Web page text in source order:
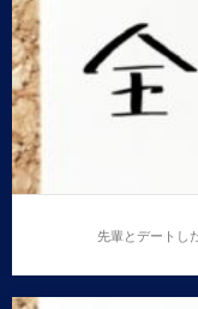
もうちょっと一緒
消そうとする生意
…
先輩とデートし